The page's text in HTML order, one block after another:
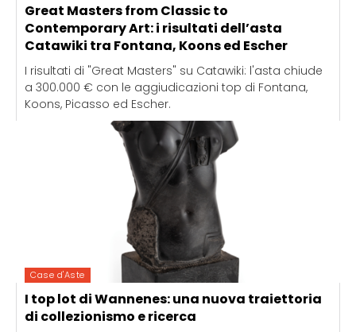
Great Masters from Classic to
Contemporary Art: i risultati dell’asta
Catawiki tra Fontana, Koons ed Escher
I risultati di "Great Masters" su Catawiki: l'asta chiude
a 300.000 € con le aggiudicazioni top di Fontana,
Koons, Picasso ed Escher.
Case d'Aste
I top lot di Wannenes: una nuova traiettoria
di collezionismo e ricerca